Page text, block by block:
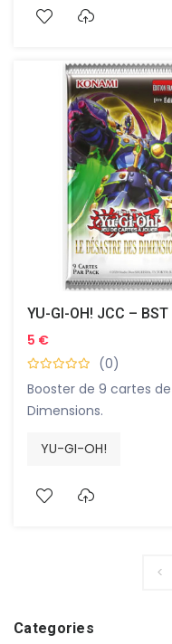
5 €
(0)
Booster de 9 cartes
Dimensions.
YU-GI-OH!
<
Categories